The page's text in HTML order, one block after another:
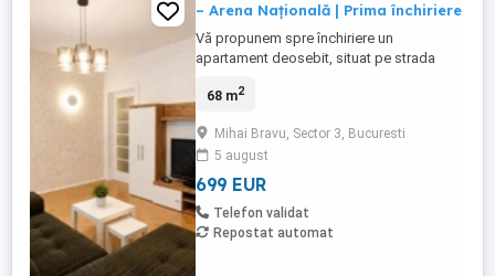
– Arena Națională | Prima închiriere
Vă propunem spre închiriere un
apartament deosebit, situat pe strada
liniștită de case și vile, în apropierea
într-un imobil tip casă cu doar două
apartamente, fiecare având intrare
separată, oferind astfel intimitate ...
68 m2
Mihai Bravu, Sector 3, Bucuresti
5 august
699 EUR
Telefon validat
Repostat automat